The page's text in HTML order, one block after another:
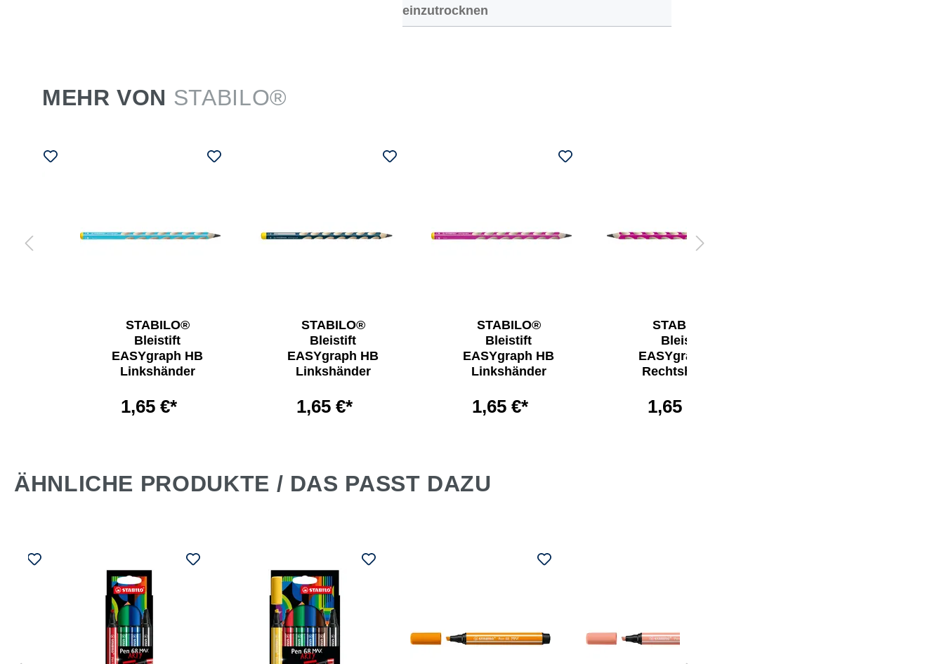
einzutrocknen
MEHR VON STABILO®
STABILO®
Bleistift
EASYgraph HB
Linkshänder
1,65 €*
STABILO®
Bleistift
EASYgraph HB
Linkshänder
1,65 €*
STABILO®
Bleistift
EASYgraph HB
Linkshänder
1,65 €*
STABILO®
Bleistift
EASYgraph HB
Rechtshänder
1,65 €*
ÄHNLICHE PRODUKTE / DAS PASST DAZU